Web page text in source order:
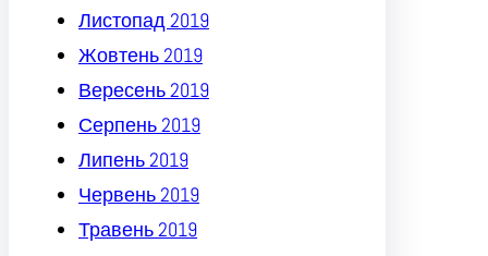
Листопад 2019
Жовтень 2019
Вересень 2019
Серпень 2019
Липень 2019
Червень 2019
Травень 2019